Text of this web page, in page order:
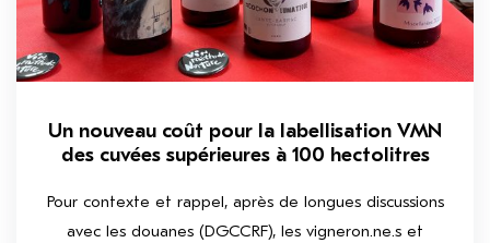
Un nouveau coût pour la labellisation VMN
des cuvées supérieures à 100 hectolitres
Pour contexte et rappel, après de longues discussions
avec les douanes (DGCCRF), les vigneron.ne.s et